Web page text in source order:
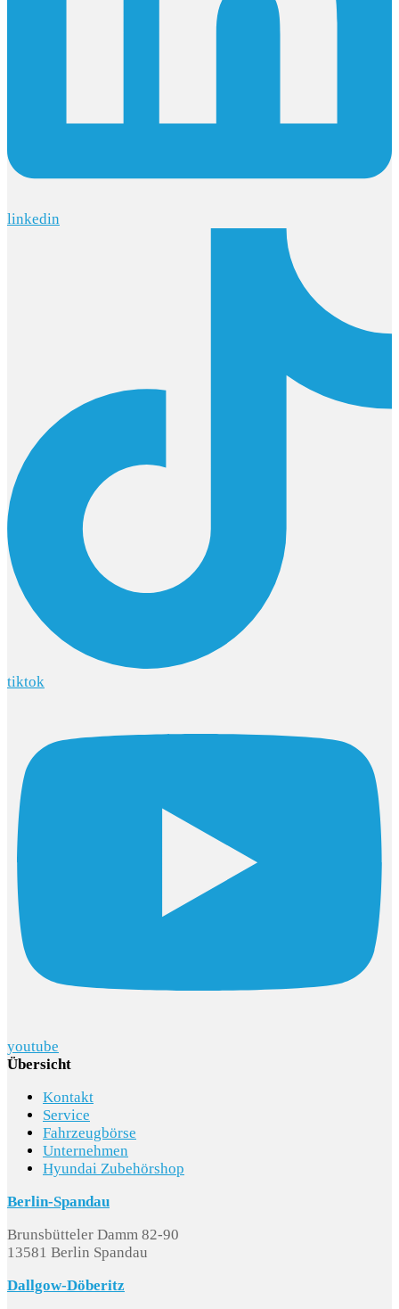
linkedin
tiktok
youtube
Übersicht
Kontakt
Service
Fahrzeugbörse
Unternehmen
Hyundai Zubehörshop
Berlin-Spandau
Brunsbütteler Damm 82-90
13581 Berlin Spandau
Dallgow-Döberitz